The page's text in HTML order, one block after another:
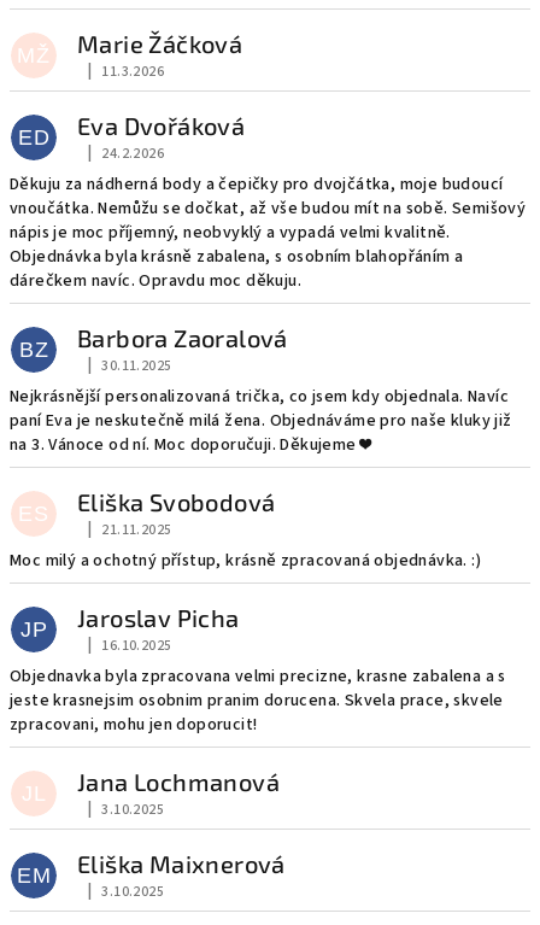
MŽ Marie Žáčková
Hodnocení obchodu je 5 z 5 hvězdiček.
11.3.2026
ED Eva Dvořáková
Hodnocení obchodu je 5 z 5 hvězdiček.
24.2.2026
Děkuju za nádherná body a čepičky pro dvojčátka, moje budoucí
vnoučátka. Nemůžu se dočkat, až vše budou mít na sobě. Semišový
nápis je moc příjemný, neobvyklý a vypadá velmi kvalitně.
Objednávka byla krásně zabalena, s osobním blahopřáním a
dárečkem navíc. Opravdu moc děkuju.
BZ Barbora Zaoralová
Hodnocení obchodu je 5 z 5 hvězdiček.
30.11.2025
Nejkrásnější personalizovaná trička, co jsem kdy objednala. Navíc
paní Eva je neskutečně milá žena. Objednáváme pro naše kluky již
na 3. Vánoce od ní. Moc doporučuji. Děkujeme ❤️
ES Eliška Svobodová
Hodnocení obchodu je 5 z 5 hvězdiček.
21.11.2025
Moc milý a ochotný přístup, krásně zpracovaná objednávka. :)
JP Jaroslav Picha
Hodnocení obchodu je 5 z 5 hvězdiček.
16.10.2025
Objednavka byla zpracovana velmi precizne, krasne zabalena a s
jeste krasnejsim osobnim pranim dorucena. Skvela prace, skvele
zpracovani, mohu jen doporucit!
JL Jana Lochmanová
Hodnocení obchodu je 5 z 5 hvězdiček.
3.10.2025
EM Eliška Maixnerová
Hodnocení obchodu je 5 z 5 hvězdiček.
3.10.2025